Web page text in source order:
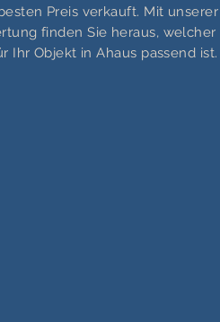
Preis verkauft. Mit unserer
finden Sie heraus, welcher
Ihr Objekt in Ahaus passend ist.